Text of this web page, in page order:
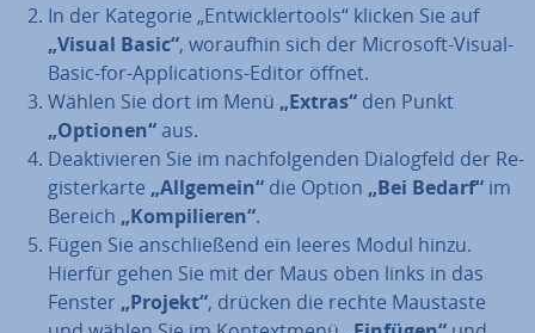
In der Kategorie „Ent­wick­ler­tools“ klicken Sie auf
„Visual Basic“, woraufhin sich der Microsoft-Visual-
Basic-for-Ap­pli­ca­ti­ons-Editor öffnet.
Wählen Sie dort im Menü „Extras“ den Punkt
„Optionen“aus.
De­ak­ti­vie­ren Sie im nach­fol­gen­den Dia­log­feld der Re­
gis­ter­kar­te „Allgemein“ die Option „Bei Bedarf“ im
Bereich „Kom­pi­lie­ren“.
Fügen Sie an­schlie­ßend ein leeres Modul hinzu.
Hierfür gehen Sie mit der Maus oben links in das
Fenster „Projekt“, drücken die rechte Maustaste